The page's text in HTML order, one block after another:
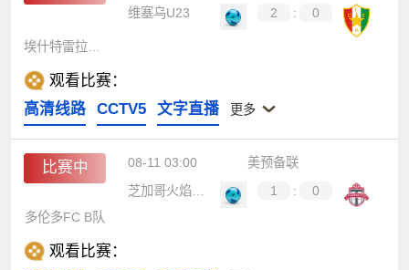
维塞乌U23
2 : 0
埃什特雷拉U23
观看比赛：
高清线路
CCTV5 文字直播 更多
比赛中 08-11 03:00
美预备联
芝加哥火焰B队
1 :
0
多伦多FC B队
观看比赛：